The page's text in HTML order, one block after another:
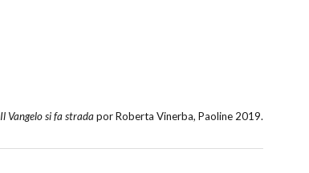
Il Vangelo si fa stradapor Roberta Vinerba, Paoline 2019.